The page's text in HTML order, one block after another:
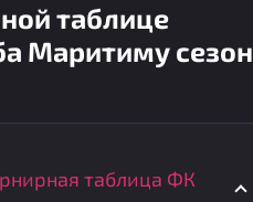
таблице
Маритиму сезон
таблица ФК